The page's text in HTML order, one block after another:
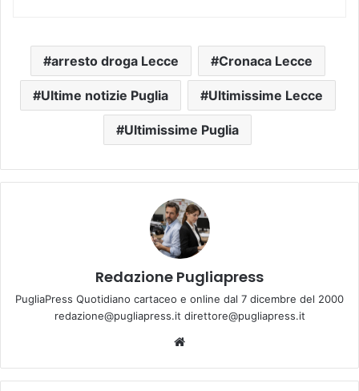
arresto droga Lecce Cronaca Lecce
Ultime notizie Puglia Ultimissime Lecce
Ultimissime Puglia
Redazione Pugliapress
PugliaPress Quotidiano cartaceo e online dal 7 dicembre del 2000
redazione@pugliapress.it direttore@pugliapress.it